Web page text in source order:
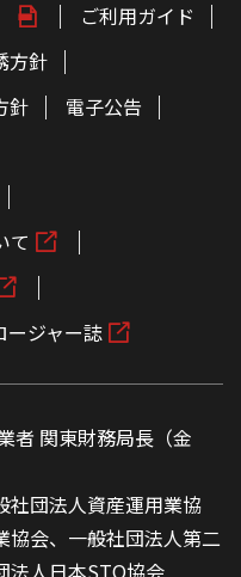
ご利用ガイド
方針
針
電子公告
て
ージャー誌
者 関東財務局長（金
社団法人資産運用業協
協会、一般社団法人第二